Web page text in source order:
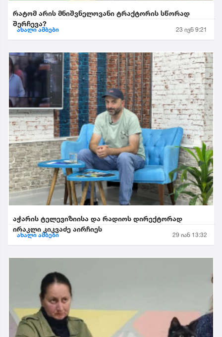
რატომ არის მნიშვნელოვანი ტრაქტორის სწორად
შერჩევა?
ახალი ამბები 23 ივნ 9:21
აჭარის ტელევიზიისა და რადიოს დირექტორად
ირაკლი კიკვაძე აირჩიეს
ახალი ამბები 29 იან 13:32